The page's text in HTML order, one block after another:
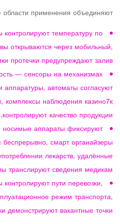
применения объединяют:
температуру по
открываются через мобильный,
протечки предупреждают залив.
— сенсоры на механизмах
аппаратуры, автоматы согласуют
комплексы наблюдения казино7к
контролируют качество продукции.
аппараты фиксируют
беспрерывно, смарт органайзеры
лекарств, удалённые
транслируют сведения медикам.
пути перевозки,
режим транспорта,
демонстрируют вакантные точки.